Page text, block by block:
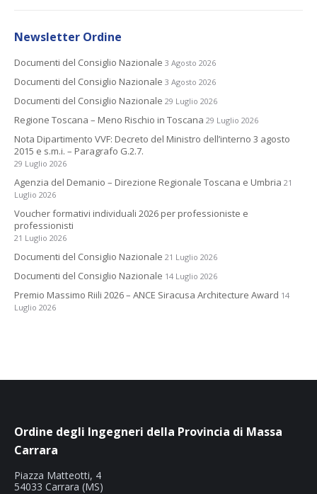
Newsletter Ordine
Documenti del Consiglio Nazionale 3 Agosto 2026
Documenti del Consiglio Nazionale 3 Agosto 2026
Documenti del Consiglio Nazionale 29 Luglio 2026
Regione Toscana – Meno Rischio in Toscana 29 Luglio 2026
Nota Dipartimento VVF: Decreto del Ministro dell’interno 3 agosto
2015 e s.m.i. – Paragrafo G.2.7.
29 Luglio 2026
Agenzia del Demanio – Direzione Regionale Toscana e Umbria 21
Luglio 2026
Voucher formativi individuali 2026 per professioniste e
professionisti
21 Luglio 2026
Documenti del Consiglio Nazionale 21 Luglio 2026
Documenti del Consiglio Nazionale 14 Luglio 2026
Premio Massimo Riili 2026 – ANCE Siracusa Architecture Award 14
Luglio 2026
Ordine degli Ingegneri della Provincia di Massa
Carrara
Piazza Matteotti, 4
54033 Carrara (MS)